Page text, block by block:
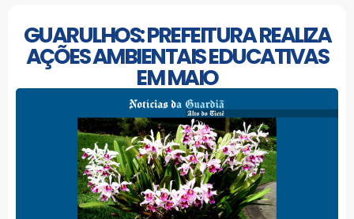
GUARULHOS: PREFEITURA REALIZA
AÇÕES AMBIENTAIS EDUCATIVAS
EM MAIO